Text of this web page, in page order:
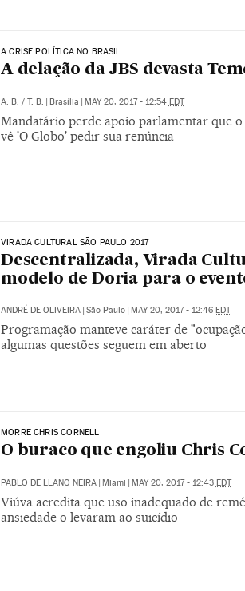
A CRISE POLÍTICA NO BRASIL
A delação da JBS devasta
A. B. / T. B. Brasília MAY 20, 2017 - 12:54 EDT
Mandatário perde apoio parlamentar que o
vê 'O Globo' pedir sua renúncia
VIRADA CULTURAL SÃO PAULO 2017
Descentralizada, Virada
modelo de Doria para o
ANDRÉ DE OLIVEIRA | São Paulo | MAY 20, 2017 - 12:46 EDT
Programação manteve caráter de
algumas questões seguem em aberto
MORRE CHRIS CORNELL
O buraco que engoliu Chris
PABLO DE LLANO NEIRA | Miami | MAY 20, 2017 - 12:43 EDT
Viúva acredita que uso inadequado de
ansiedade o levaram ao suicídio